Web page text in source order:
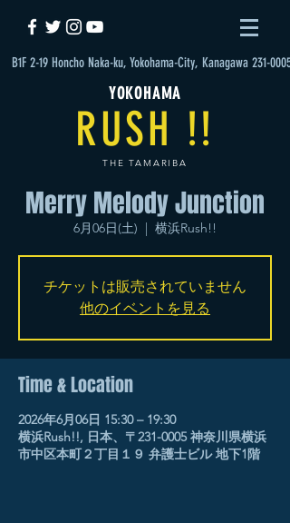
B1F 2-19 Honcho Naka-ku, Yokohama-City, Kanagawa 231-0005
YOKOHAMA
RUSH !!
THE TAMARIBA
Merry Melody Junction
6月06日(土)
  |
横浜Rush!!
チケットは販売されていません
他のイベントを見る
Time & Location
2026年6月06日 15:30 – 19:30
横浜Rush!!, 日本、〒231-0005 神奈川県横浜
市中区本町２丁目１９ 弁護士ビル 地下1階